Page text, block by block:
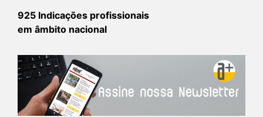
925 Indicações profissionais
em âmbito nacional